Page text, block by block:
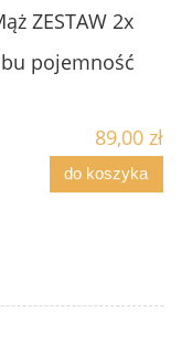
ZESTAW 2x
pojemność
89,00 zł
do koszyka